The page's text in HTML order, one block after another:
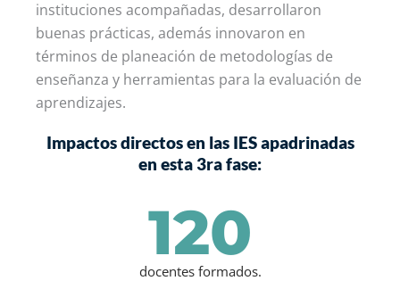
instituciones acompañadas, desarrollaron
buenas prácticas, además innovaron en
términos de planeación de metodologías de
enseñanza y herramientas para la evaluación de
aprendizajes.
Impactos directos en las IES apadrinadas
en esta 3ra fase:
docentes formados.
120